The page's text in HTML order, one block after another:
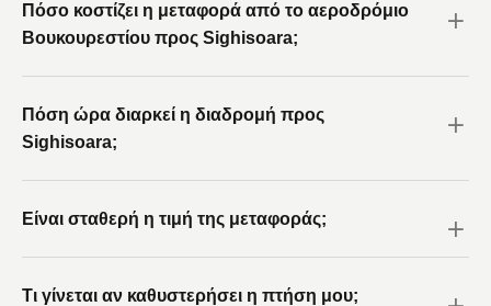
Πόσο κοστίζει η μεταφορά από το αεροδρόμιο
Βουκουρεστίου προς Sighisoara;
Πόση ώρα διαρκεί η διαδρομή προς
Sighisoara;
Είναι σταθερή η τιμή της μεταφοράς;
Τι γίνεται αν καθυστερήσει η πτήση μου;